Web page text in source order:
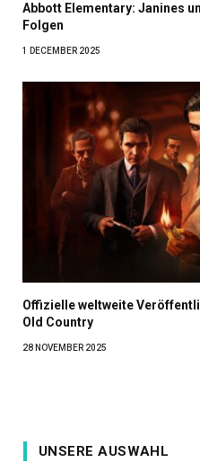
Abbott Elementary: Janines
Folgen
1 DECEMBER 2025
Offizielle weltweite
Old Country
28 NOVEMBER 2025
UNSERE AUSWAHL